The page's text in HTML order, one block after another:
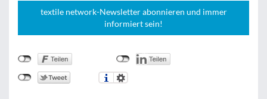
textile network-Newsletter abonnieren und immer
informiert sein!